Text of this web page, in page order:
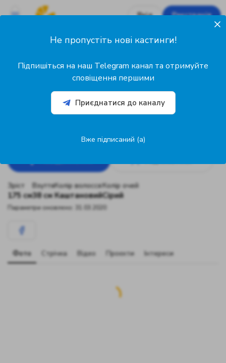
Вхід Реєстрація
0
@alexandrusha
Александра Маскот
Зріст
175 см
Взуття
38 см
Колір волосся
Каштановий
Колір очей
Сірий
Параметри оновлено: 31.03.2020
Фото Стрічка Відео Проєкти Інтереси
Не пропустіть нові кастинги!
Підпишіться на наш Telegram канал та отримуйте
сповіщення першими
Приєднатися до каналу
Вже підписаний (а)